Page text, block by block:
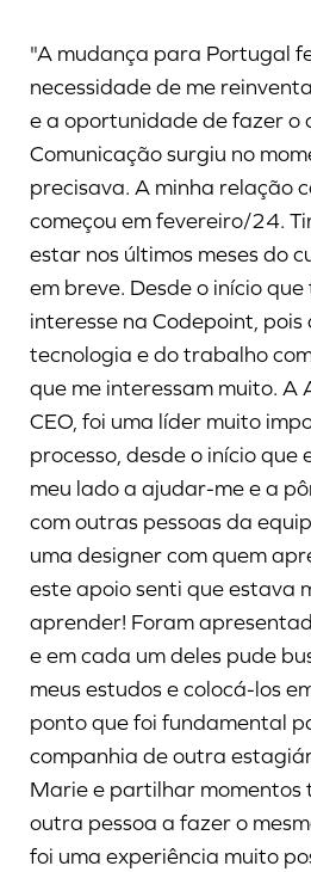
"A mudança para Portugal
necessidade de me
e a oportunidade de fazer o
Comunicação surgiu no
precisava. A minha relação
começou em fevereiro/24.
estar nos últimos meses do
em breve. Desde o início
interesse na Codepoint,
tecnologia e do trabalho
que me interessam muito. A
CEO, foi uma líder muito
processo, desde o início que
meu lado a ajudar-me e a
com outras pessoas da
uma designer com quem
este apoio senti que estava
aprender! Foram
e em cada um deles pude
meus estudos e colocá-los
ponto que foi fundamental
companhia de outra
Marie e partilhar momentos
outra pessoa a fazer o
foi uma experiência muito